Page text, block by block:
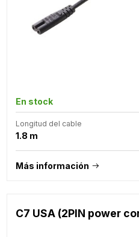
En stock
Longitud del cable
1.8 m
Más información
C7 USA (2PIN power